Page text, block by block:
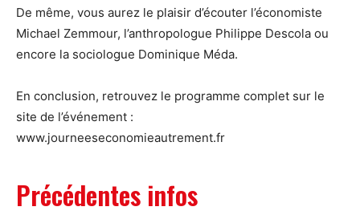
De même, vous aurez le plaisir d’écouter l’économiste
Michael Zemmour, l’anthropologue Philippe Descola ou
encore la sociologue Dominique Méda.
En conclusion, retrouvez le programme complet sur le
site de l’événement :
www.journeeseconomieautrement.fr
Précédentes infos